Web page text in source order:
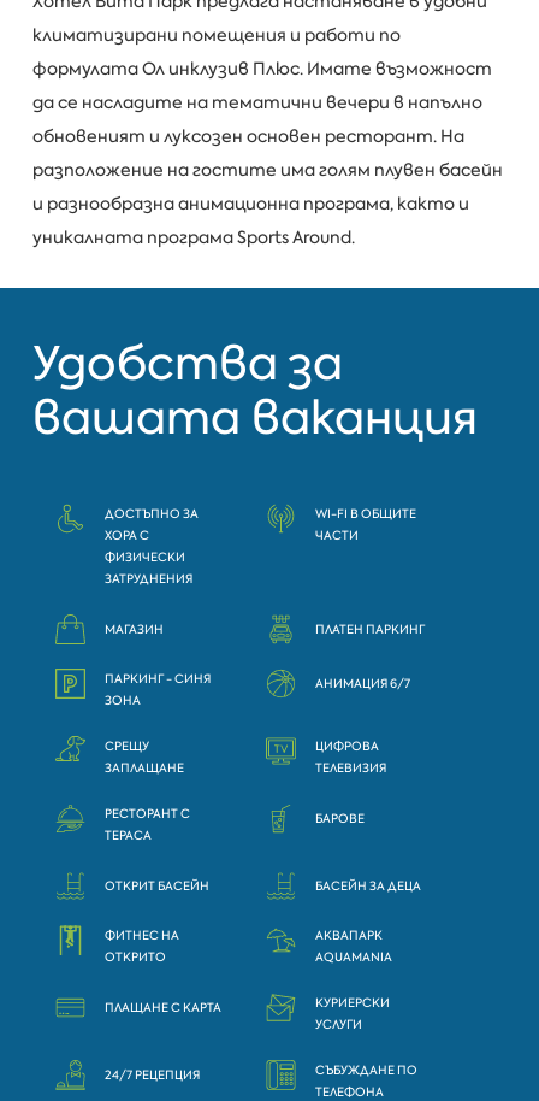
климатизирани помещения и работи по
формулата Ол инклузив Плюс. Имате възможност
да се насладите на тематични вечери в напълно
обновеният и луксозен основен ресторант. На
разположение на гостите има голям плувен басейн
и разнообразна анимационна програма, както и
уникалната програма Sports Around.
Удобства за
вашата ваканция
ДОСТЪПНО ЗА
ХОРА С
ФИЗИЧЕСКИ
ЗАТРУДНЕНИЯ
WI-FI В ОБЩИТЕ
ЧАСТИ
МАГАЗИН ПЛАТЕН ПАРКИНГ
ПАРКИНГ - СИНЯ
ЗОНА
АНИМАЦИЯ 6/7
СРЕЩУ
ЗАПЛАЩАНЕ
ЦИФРОВА
ТЕЛЕВИЗИЯ
РЕСТОРАНТ С
ТЕРАСА
БАРОВЕ
ОТКРИТ БАСЕЙН БАСЕЙН ЗА ДЕЦА
ФИТНЕС НА
ОТКРИТО
АКВАПАРК
AQUAMANIA
ПЛАЩАНЕ С КАРТА
КУРИЕРСКИ
УСЛУГИ
24/7 РЕЦЕПЦИЯ
СЪБУЖДАНЕ ПО
ТЕЛЕФОНА